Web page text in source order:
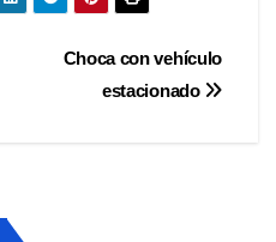
Choca con vehículo
estacionado